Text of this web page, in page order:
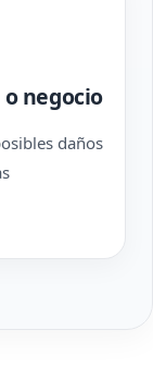
negocio
daños